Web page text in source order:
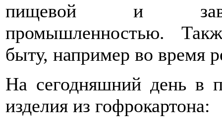
пищевой и
промышленностью.
быту, например во время
На сегодняшний день в
изделия из гофрокартона: